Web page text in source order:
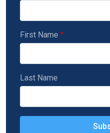
First Name
Last Name